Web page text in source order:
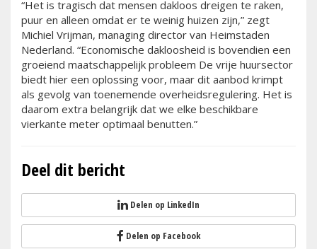
“Het is tragisch dat mensen dakloos dreigen te raken,
puur en alleen omdat er te weinig huizen zijn,” zegt
Michiel Vrijman, managing director van Heimstaden
Nederland. “Economische dakloosheid is bovendien een
groeiend maatschappelijk probleem De vrije huursector
biedt hier een oplossing voor, maar dit aanbod krimpt
als gevolg van toenemende overheidsregulering. Het is
daarom extra belangrijk dat we elke beschikbare
vierkante meter optimaal benutten.”
Deel dit bericht
Delen op LinkedIn
Delen op Facebook